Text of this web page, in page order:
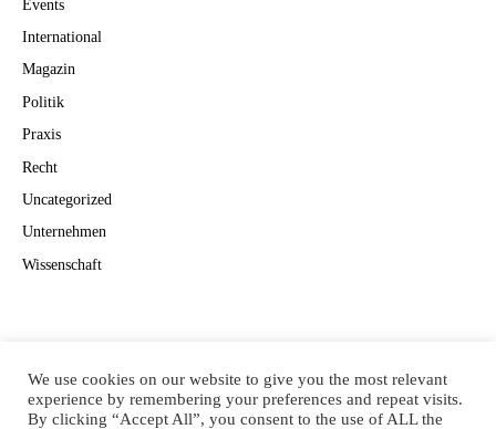
Events
International
Magazin
Politik
Praxis
Recht
Uncategorized
Unternehmen
Wissenschaft
We use cookies on our website to give you the most relevant
experience by remembering your preferences and repeat visits.
By clicking “Accept All”, you consent to the use of ALL the